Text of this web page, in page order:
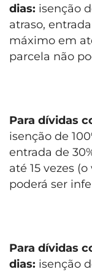
dias: isenção
atraso,
máximo em
parcela não
Para dívidas
isenção de
entrada de
até 15 vezes
poderá ser
Para dívidas
dias: isenção